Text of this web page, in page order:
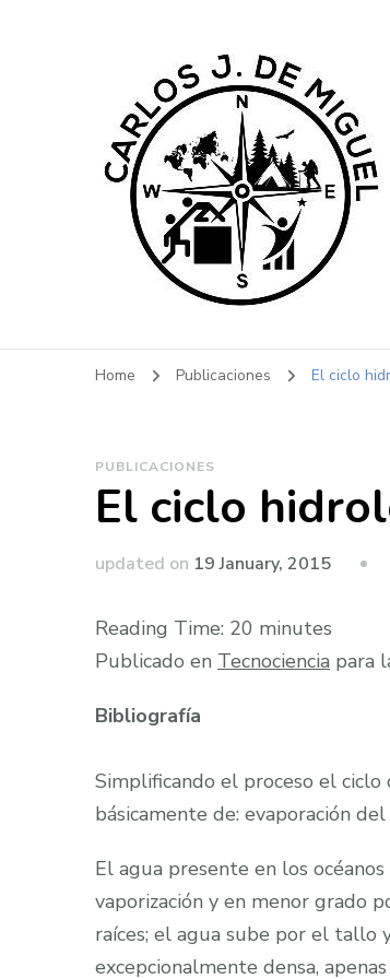
Home Publicaciones El ciclo
PUBLICACIONES
El ciclo
updated on 19 January, 2015
Reading Time: 20 minutes
Publicado en Tecnociencia para
Bibliografía
Simplificando el proceso el
básicamente de: evaporación
El agua presente en los
vaporización y en menor grado
raíces; el agua sube por el tallo
excepcionalmente densa,